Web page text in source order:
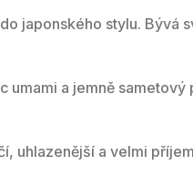
japonského stylu. Bývá
a jemně
uhlazenější a velmi